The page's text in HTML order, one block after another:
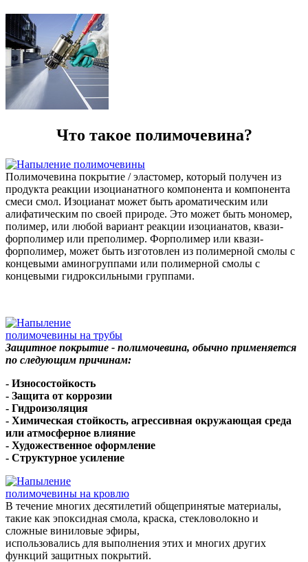
Что такое полимочевина?
Полимочевина покрытие / эластомер, который получен из
продукта реакции изоцианатного компонента и компонента
смеси смол. Изоцианат может быть ароматическим или
алифатическим по своей природе. Это может быть мономер,
полимер, или любой вариант реакции изоцианатов, квази-
форполимер или преполимер. Форполимер или квази-
форполимер, может быть изготовлен ​​из полимерной смолы с
концевыми аминогруппами или полимерной смолы с
концевыми гидроксильными группами.
Защитное покрытие - полимочевина, обычно применяется
по следующим причинам:
- Износостойкость
- Защита от коррозии
- Гидроизоляция
- Химическая стойкость, агрессивная окружающая среда
или атмосферное влияние
- Художественное оформление
- Структурное усиление
В течение многих десятилетий общепринятые материалы,
такие как эпоксидная смола, краска, стекловолокно и
сложные виниловые эфиры,
использовались для выполнения этих и многих других
функций защитных покрытий.